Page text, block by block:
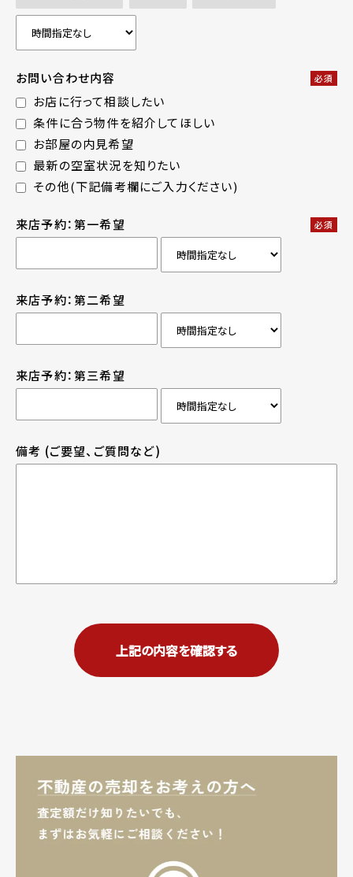
お問い合わせ内容 必須
お店に行って相談したい
条件に合う物件を紹介してほしい
お部屋の内見希望
最新の空室状況を知りたい
その他(下記備考欄にご入力ください)
来店予約：第一希望 必須
来店予約：第二希望
来店予約：第三希望
備考 (ご要望、ご質問など)